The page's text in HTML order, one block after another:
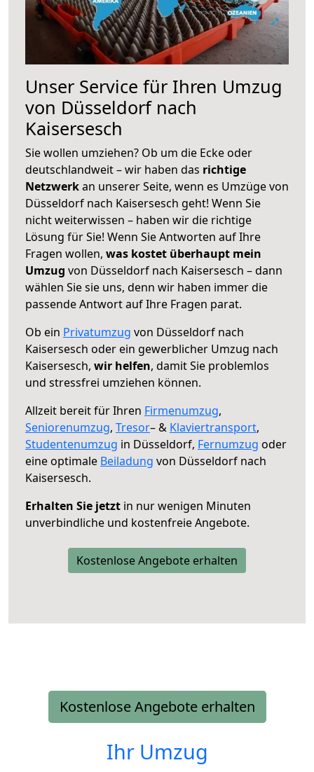
Unser Service für Ihren Umzug
von Düsseldorf nach
Kaisersesch
Sie wollen umziehen? Ob um die Ecke oder
deutschlandweit – wir haben das richtige
Netzwerkan unserer Seite, wenn es Umzüge von
Düsseldorf nach Kaisersesch geht! Wenn Sie
nicht weiterwissen – haben wir die richtige
Lösung für Sie! Wenn Sie Antworten auf Ihre
Fragen wollen, was kostet überhaupt mein
Umzug von Düsseldorf nach Kaisersesch – dann
wählen Sie sie uns, denn wir haben immer die
passende Antwort auf Ihre Fragen parat.
Ob ein Privatumzug von Düsseldorf nach
Kaisersesch oder ein gewerblicher Umzug nach
Kaisersesch, wir helfen, damit Sie problemlos
und stressfrei umziehen können.
Allzeit bereit für Ihren Firmenumzug,
Seniorenumzug, Tresor– & Klaviertransport,
Studentenumzug in Düsseldorf, Fernumzug oder
eine optimale Beiladung von Düsseldorf nach
Kaisersesch.
Erhalten Sie jetzt in nur wenigen Minuten
unverbindliche und kostenfreie Angebote.
Kostenlose Angebote erhalten
Kostenlose Angebote erhalten
Ihr Umzug